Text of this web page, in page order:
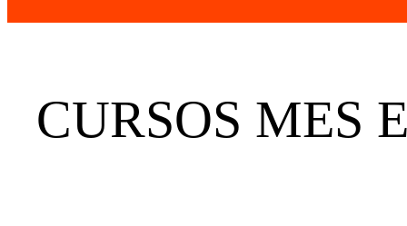
CURSOS MES